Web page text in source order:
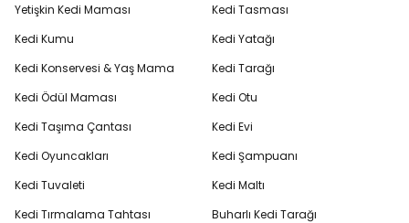
Yetişkin Kedi Maması
Kedi Kumu
Kedi Konservesi & Yaş Mama
Kedi Ödül Maması
Kedi Taşıma Çantası
Kedi Oyuncakları
Kedi Tuvaleti
Kedi Tırmalama Tahtası
Kedi Tasması
Kedi Yatağı
Kedi Tarağı
Kedi Otu
Kedi Evi
Kedi Şampuanı
Kedi Maltı
Buharlı Kedi Tarağı